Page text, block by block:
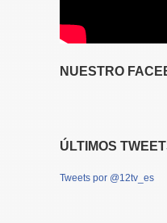
NUESTRO
ÚLTIMOS
Tweets por @12tv_es